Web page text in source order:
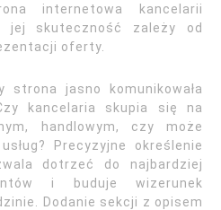
internetowa kancelarii
jej skuteczność zależy od
oferty.
jasno komunikowała
kancelaria skupia się na
handlowym, czy może
Precyzyjne określenie
dotrzeć do najbardziej
i buduje wizerunek
Dodanie sekcji z opisem